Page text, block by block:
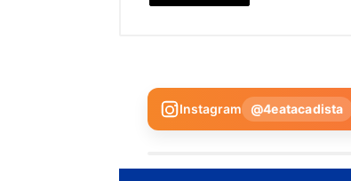
Instagram @4eatacadista